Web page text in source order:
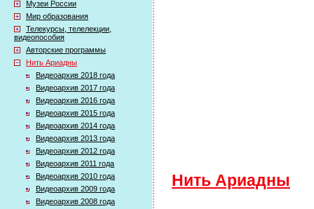
Музеи России
Мир образования
Телекурсы, телелекции,
видеопособия
Авторские программы
Нить Ариадны
Видеоархив 2018 года
Видеоархив 2017 года
Видеоархив 2016 года
Видеоархив 2015 года
Видеоархив 2014 года
Видеоархив 2013 года
Видеоархив 2012 года
Видеоархив 2011 года
Видеоархив 2010 года
Видеоархив 2009 года
Видеоархив 2008 года
Нить Ариадны